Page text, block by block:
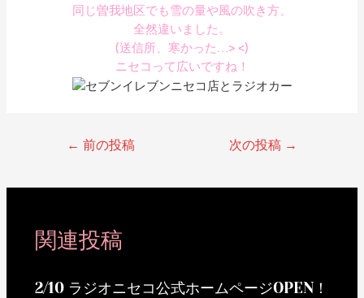
同じ曽我地区でも雪の量や風の吹き方、
全然違いました。
(送信所、寒かった…> <)
ニセコって広いですね！
← 前の投稿 次の投稿 →
関連投稿
2/10 ラジオニセコ公式ホームページOPEN！